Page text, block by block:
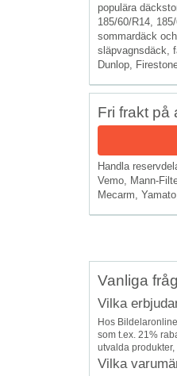
populära
185/60/R14,
sommardäck
släpvagnsdäck,
Dunlop,
Fri frakt på
Handla
Vemo, Mann-
Mecarm,
Vanliga
Vilka
Hos
som t.ex. 21%
utvalda
Vilka